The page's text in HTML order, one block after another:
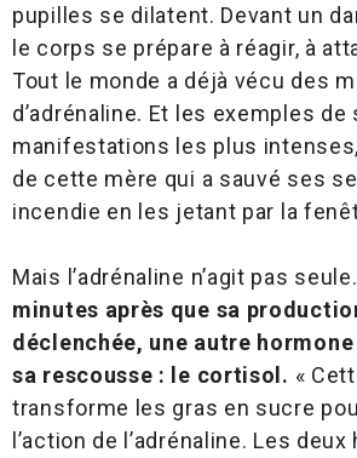
pupilles se dilatent. Devant un
le corps se prépare à réagir, à
Tout le monde a déjà vécu des
d’adrénaline. Et les exemples de
manifestations les plus
de cette mère qui a sauvé ses
incendie en les jetant par la
Mais l’adrénaline n’agit pas seule.
minutes après que sa
déclenchée, une autre
sa rescousse : le cortisol. «
transforme les gras en sucre
l’action de l’adrénaline. Les